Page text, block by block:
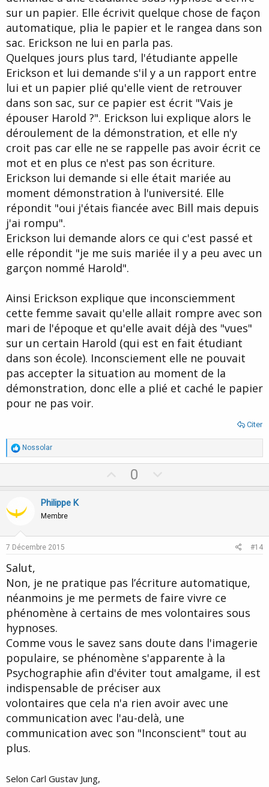
sur un papier. Elle écrivit quelque chose de façon
automatique, plia le papier et le rangea dans son
sac. Erickson ne lui en parla pas.
Quelques jours plus tard, l'étudiante appelle
Erickson et lui demande s'il y a un rapport entre
lui et un papier plié qu'elle vient de retrouver
dans son sac, sur ce papier est écrit "Vais je
épouser Harold ?". Erickson lui explique alors le
déroulement de la démonstration, et elle n'y
croit pas car elle ne se rappelle pas avoir écrit ce
mot et en plus ce n'est pas son écriture.
Erickson lui demande si elle était mariée au
moment démonstration à l'université. Elle
répondit "oui j'étais fiancée avec Bill mais depuis
j'ai rompu".
Erickson lui demande alors ce qui c'est passé et
elle répondit "je me suis mariée il y a peu avec un
garçon nommé Harold".
Ainsi Erickson explique que inconsciemment
cette femme savait qu'elle allait rompre avec son
mari de l'époque et qu'elle avait déjà des "vues"
sur un certain Harold (qui est en fait étudiant
dans son école). Inconsciement elle ne pouvait
pas accepter la situation au moment de la
démonstration, donc elle a plié et caché le papier
pour ne pas voir.
Citer
R
é
a
t
n
:
Nossolar
p
t
0
o
v
Philippe K
Membre
7 Décembre 2015 #14
Salut,
Non, je ne pratique pas l’écriture automatique,
néanmoins je me permets de faire vivre ce
phénomène à certains de mes volontaires sous
hypnoses.
Comme vous le savez sans doute dans l'imagerie
populaire, se phénomène s'apparente à la
Psychographie afin d'éviter tout amalgame, il est
indispensable de préciser aux
volontaires que cela n'a rien avoir avec une
communication avec l'au-delà, une
communication avec son "Inconscient" tout au
plus.
Selon Carl Gustav Jung,